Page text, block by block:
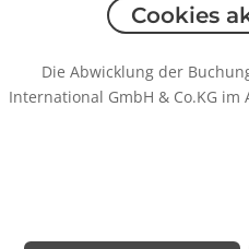
Cookies
Die Abwicklung der
International GmbH & Co.KG